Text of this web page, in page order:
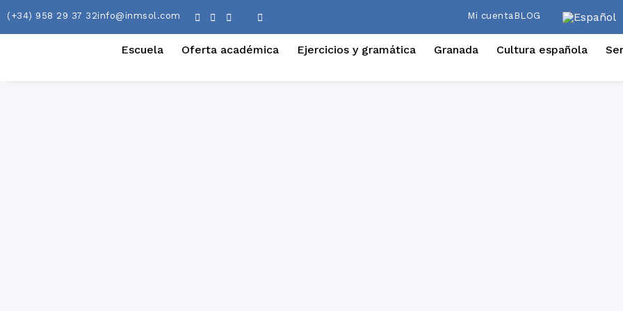
(+34) 958 29 37 32info@inmsol.com Mi cuenta BLOG
Escuela Oferta académica Ejercicios y gramática Granada Cultura española